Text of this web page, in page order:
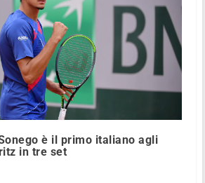
è il primo italiano agli
in tre set